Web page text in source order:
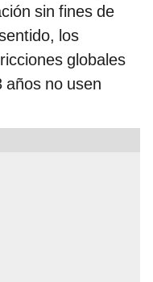
sin fines de
los
globales
años no usen